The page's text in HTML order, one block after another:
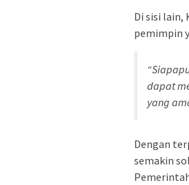
Di sisi lain,
pemimpin
dapat
yang
Dengan
semakin